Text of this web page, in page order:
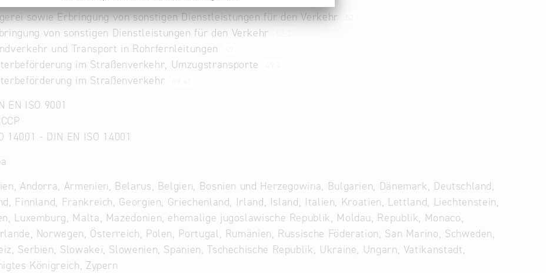
sowie Erbringung von sonstigen Dienstleistungen für den Verkehr
von sonstigen Dienstleistungen für den Verkehr
und Transport in Rohrfernleitungen
im Straßenverkehr, Umzugstransporte
im Straßenverkehr
EN ISO 9001
14001 - DIN EN ISO 14001
Andorra, Armenien, Belarus, Belgien, Bosnien und Herzegowina, Bulgarien, Dänemark, Deutschland,
Finnland, Frankreich, Georgien, Griechenland, Irland, Island, Italien, Kroatien, Lettland, Liechtenstein,
Luxemburg, Malta, Mazedonien, ehemalige jugoslawische Republik, Moldau, Republik, Monaco,
Norwegen, Österreich, Polen, Portugal, Rumänien, Russische Föderation, San Marino, Schweden,
Serbien, Slowakei, Slowenien, Spanien, Tschechische Republik, Ukraine, Ungarn, Vatikanstadt,
Königreich, Zypern